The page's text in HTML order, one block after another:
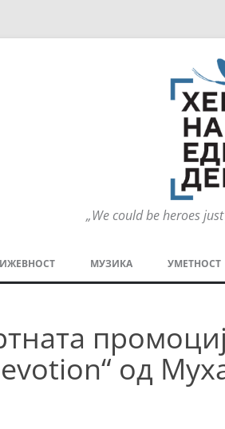
„We could be heroes
ФИЛМ
СВЕТОТ
МУЗИКА УМЕТНОСТ
од